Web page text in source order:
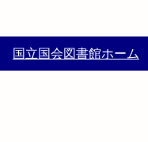
国立国会図書館ホーム